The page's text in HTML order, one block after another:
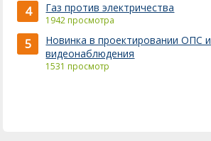
4 Газ против электричества
1942 просмотра
5
Новинка в проектировании ОПС и
видеонаблюдения
1531 просмотр